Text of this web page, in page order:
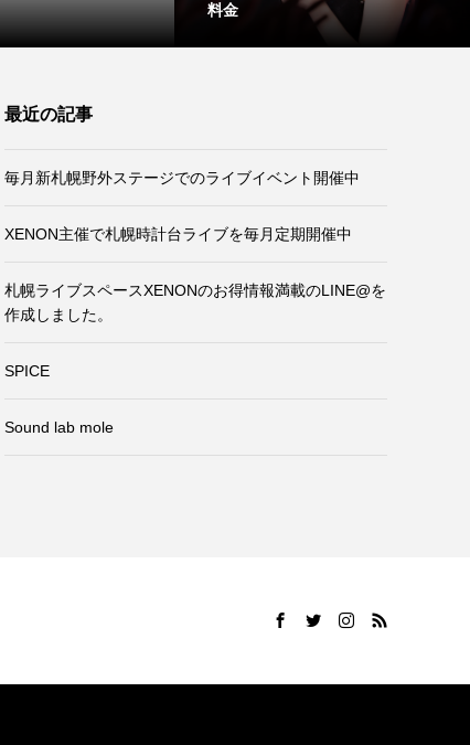
料金
最近の記事
毎月新札幌野外ステージでのライブイベント開催中
XENON主催で札幌時計台ライブを毎月定期開催中
札幌ライブスペースXENONのお得情報満載のLINE@を
作成しました。
SPICE
Sound lab mole